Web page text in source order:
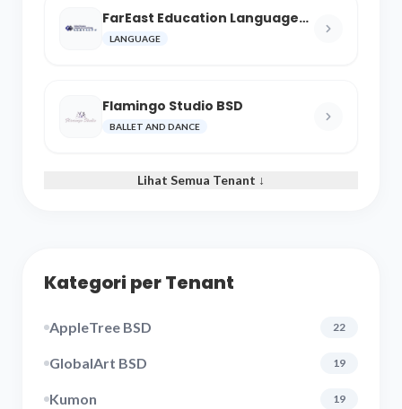
FarEast Education Language
and Cultural Center
LANGUAGE
Flamingo Studio BSD
BALLET AND DANCE
Lihat Semua Tenant ↓
Kategori per Tenant
AppleTree BSD 22
GlobalArt BSD 19
Kumon 19